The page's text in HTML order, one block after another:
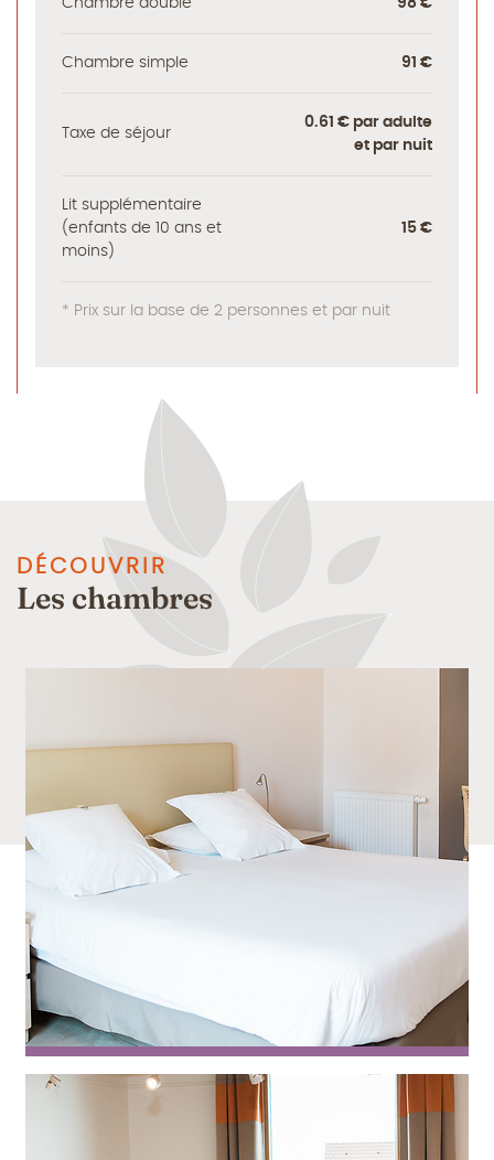
Chambre simple 91 €
Taxe de séjour
0.61 € par adulte
et par nuit
Lit supplémentaire
(enfants de 10 ans et
moins)
15 €
* Prix sur la base de 2 personnes et par nuit
DÉCOUVRIR
Les chambres
Agastache